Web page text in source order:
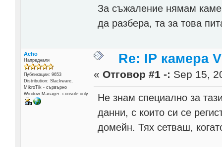
За съжаление нямам
да разбера, та за това
Acho
Напреднали
Публикации: 9653
Distribution: Slackware,
MikroTik - сървърно
Window Manager: console only
Re: IP камера
« Отговор #1 -: Sep 15,
Не знам специално за
данни, с които си се
домейн. Тях сетваш,